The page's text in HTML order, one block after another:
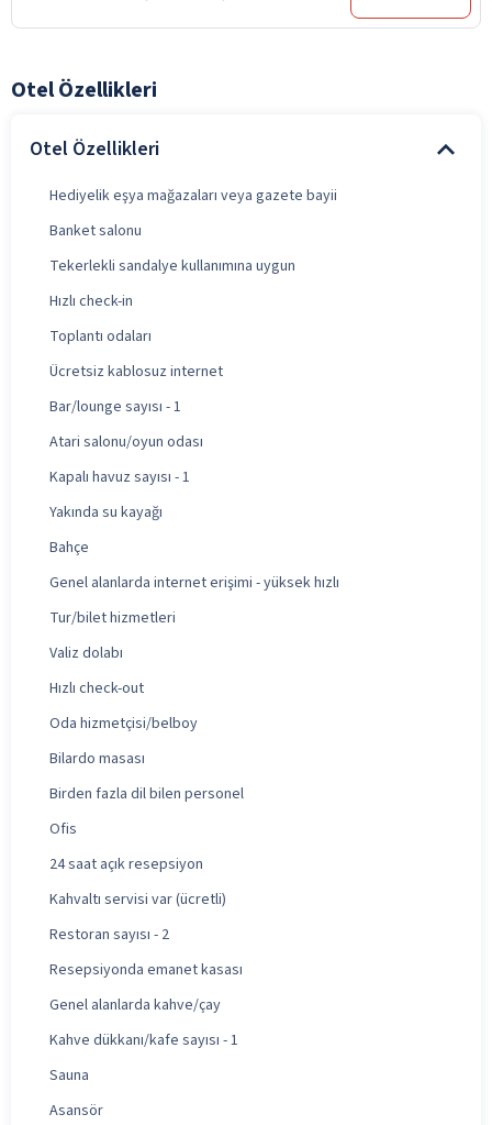
Otel Özellikleri
Otel Özellikleri
Hediyelik eşya mağazaları veya gazete bayii
Banket salonu
Tekerlekli sandalye kullanımına uygun
Hızlı check-in
Toplantı odaları
Ücretsiz kablosuz internet
Bar/lounge sayısı - 1
Atari salonu/oyun odası
Kapalı havuz sayısı - 1
Yakında su kayağı
Bahçe
Genel alanlarda internet erişimi - yüksek hızlı
Tur/bilet hizmetleri
Valiz dolabı
Hızlı check-out
Oda hizmetçisi/belboy
Bilardo masası
Birden fazla dil bilen personel
Ofis
24 saat açık resepsiyon
Kahvaltı servisi var (ücretli)
Restoran sayısı - 2
Resepsiyonda emanet kasası
Genel alanlarda kahve/çay
Kahve dükkanı/kafe sayısı - 1
Sauna
Asansör